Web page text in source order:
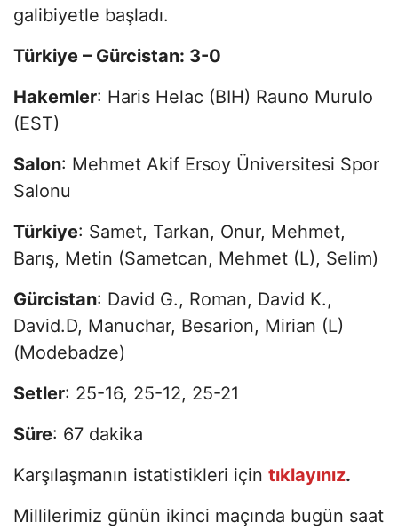
galibiyetle başladı.
Türkiye – Gürcistan: 3-0
Hakemler: Haris Helac (BIH) Rauno Murulo
(EST)
Salon: Mehmet Akif Ersoy Üniversitesi Spor
Salonu
Türkiye: Samet, Tarkan, Onur, Mehmet,
Barış, Metin (Sametcan, Mehmet (L), Selim)
Gürcistan: David G., Roman, David K.,
David.D, Manuchar, Besarion, Mirian (L)
(Modebadze)
Setler: 25-16, 25-12, 25-21
Süre: 67 dakika
Karşılaşmanın istatistikleri için tıklayınız.
Millilerimiz günün ikinci maçında bugün saat